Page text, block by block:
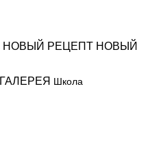
НОВЫЙ РЕЦЕПТ НОВЫЙ
Школа